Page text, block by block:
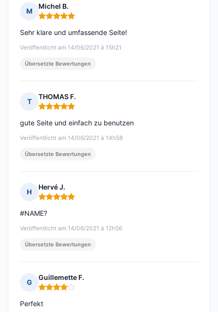
M
Michel B.
Hinweis: 5 von 5
Veröffentlicht am 14/06/2021 à 15h21
Sehr klare und umfassende Seite!
Übersetzte Bewertungen
T
THOMAS F.
Hinweis: 5 von 5
Veröffentlicht am 14/06/2021 à 14h58
gute Seite und einfach zu benutzen
Übersetzte Bewertungen
H
Hervé J.
Hinweis: 5 von 5
Veröffentlicht am 14/06/2021 à 12h56
#NAME?
Übersetzte Bewertungen
G
Guillemette F.
Hinweis: 4 von 5
Perfekt